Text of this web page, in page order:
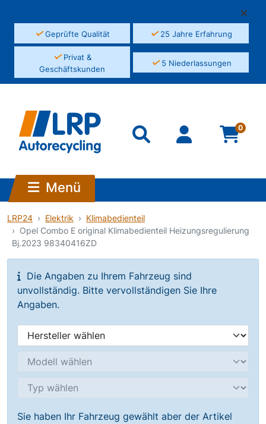
✓Geprüfte Qualität ✓25 Jahre Erfahrung
✓Privat &
Geschäftskunden
✓5 Niederlassungen
0
Menü
LRP24 Elektrik
Klimabedienteil
Opel Combo E original Klimabedienteil Heizungsregulierung
Bj.2023 98340416ZD
Die Angaben zu Ihrem Fahrzeug sind
unvollständig. Bitte vervollständigen Sie Ihre
Angaben.
Sie haben Ihr Fahrzeug gewählt aber der Artikel